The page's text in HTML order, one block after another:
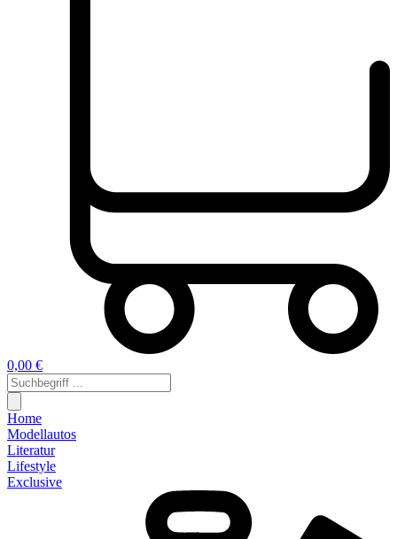
0,00 €
Home
Modellautos
Literatur
Lifestyle
Exclusive